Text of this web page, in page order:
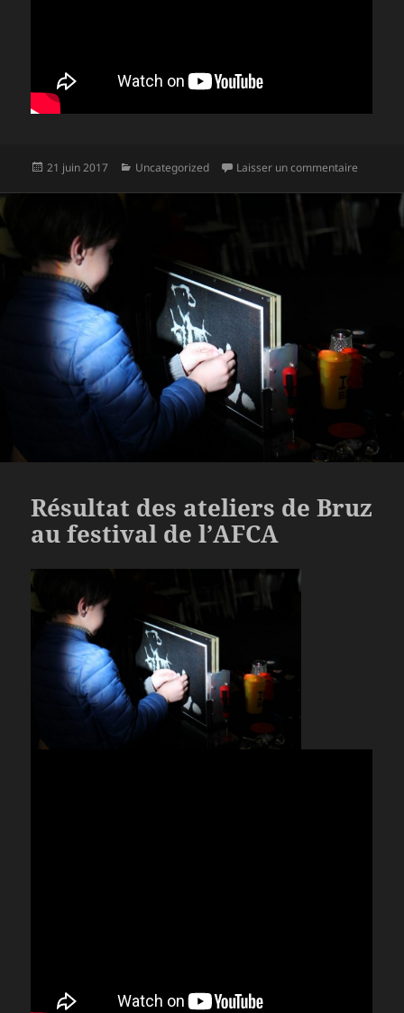
Publié
21 juin 2017 Catégories
Uncategorized Laisser un commentaire
Résultat des ateliers de Bruz
au festival de l’AFCA